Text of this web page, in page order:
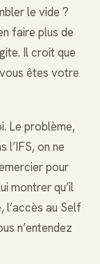
le vide ?
faire plus de
Il croit que
êtes votre
Le problème,
l’IFS, on ne
pour
montrer qu’il
l’accès au Self
n’entendez